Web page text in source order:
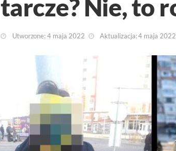
tarcze? Nie, to
Utworzone: 4 maja 2022 Aktualizacja: 4 maja 2022